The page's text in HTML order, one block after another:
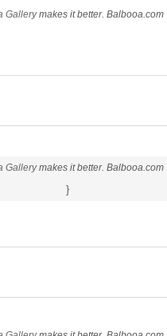
Gallerymakes it better. Balbooa.com
Gallerymakes it better. Balbooa.com
}